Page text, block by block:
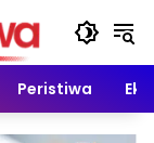
Peristiwa